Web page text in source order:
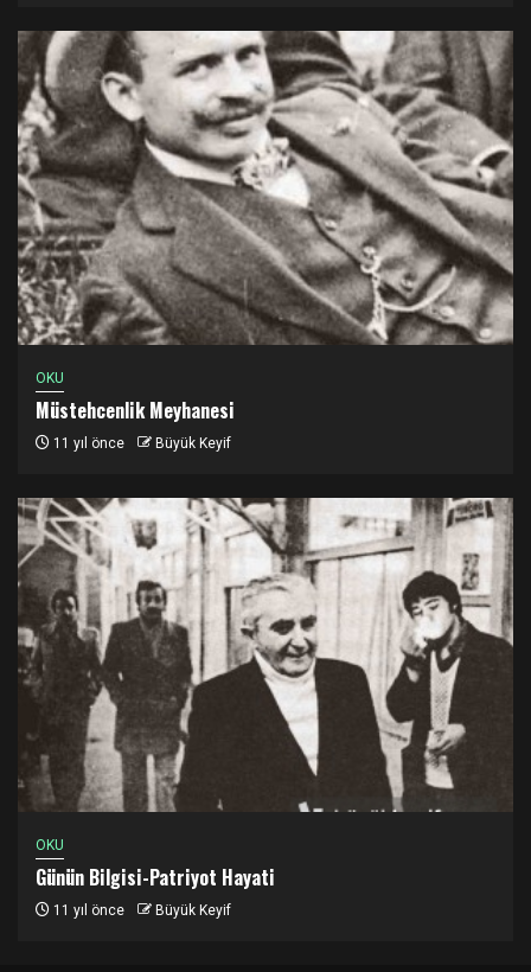
OKU
Müstehcenlik Meyhanesi
11 yıl önce Büyük Keyif
OKU
Günün Bilgisi-Patriyot Hayati
11 yıl önce Büyük Keyif